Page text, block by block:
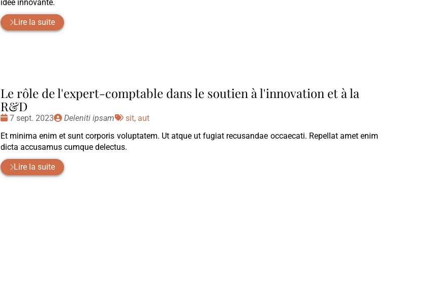
idée innovante.
Lire la suite
Le rôle de l'expert-comptable dans le soutien à l'innovation et à la
R&D
Date
7 sept. 2023
Publié
Deleniti ipsam
Tags
sit, aut
Et minima enim et sunt corporis voluptatem. Ut atque ut fugiat recusandae occaecati. Repellat amet enim
dicta accusamus cumque delectus.
Lire la suite